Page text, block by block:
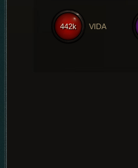
442k VIDA